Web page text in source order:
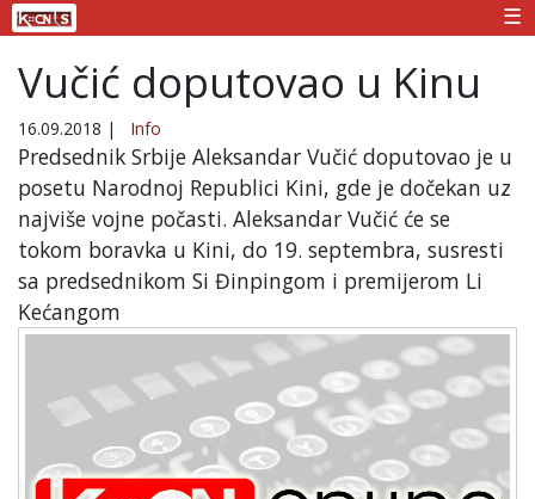
☰
Vučić doputovao u Kinu
16.09.2018 | Info
Predsednik Srbije Aleksandar Vučić doputovao je u
posetu Narodnoj Republici Kini, gde je dočekan uz
najviše vojne počasti. Aleksandar Vučić će se
tokom boravka u Kini, do 19. septembra, susresti
sa predsednikom Si Đinpingom i premijerom Li
Kećangom